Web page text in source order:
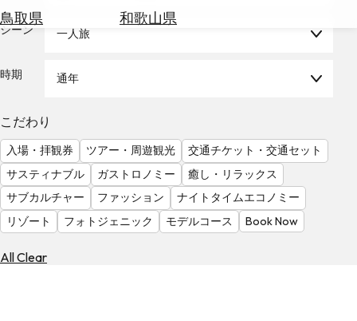
鳥取県
和歌山県
を
る
気
を
見
る
シーン 一人旅
時期 通年
こだわり
入場・拝観券 ツアー・周遊観光
交通チケット・交通セット
サスティナブル
ガストロノミー
癒し・リラックス
サブカルチャー
ファッション
ナイトタイムエコノミー
リゾート
フォトジェニック モデルコース Book Now
All Clear